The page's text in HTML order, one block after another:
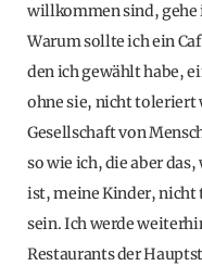
willkommen sind, gehe
Warum sollte ich ein
den ich gewählt habe,
ohne sie, nicht toleriert
Gesellschaft von
so wie ich, die aber
ist, meine Kinder, nicht
sein. Ich werde
Restaurants der